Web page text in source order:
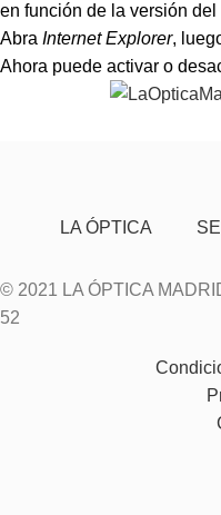
en función de la versión del
Abra Internet Explorer,
Ahora puede activar o
LA ÓPTICA
© 2021 LA ÓPTICA
52